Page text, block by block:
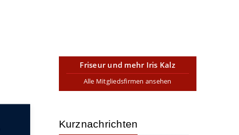
Friseur und mehr Iris Kalz
Alle Mitgliedsfirmen ansehen
Kurznachrichten